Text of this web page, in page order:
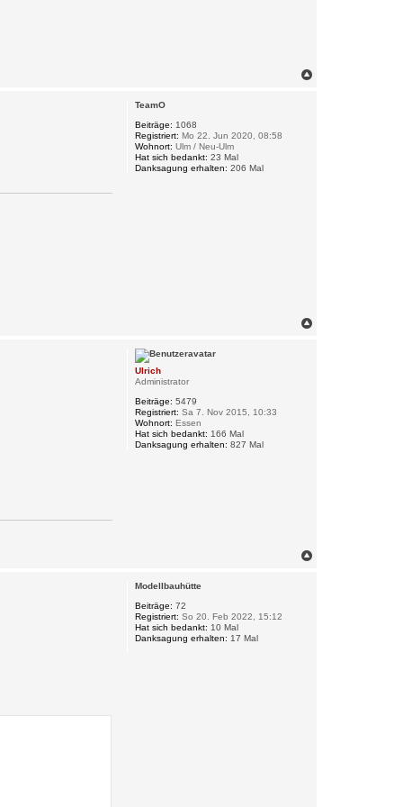
TeamO
Beiträge: 1068
Registriert: Mo 22. Jun 2020, 08:58
Wohnort: Ulm / Neu-Ulm
Hat sich bedankt: 23 Mal
Danksagung erhalten: 206 Mal
Ulrich
Administrator
Beiträge: 5479
Registriert: Sa 7. Nov 2015, 10:33
Wohnort: Essen
Hat sich bedankt: 166 Mal
Danksagung erhalten: 827 Mal
Modellbauhütte
Beiträge: 72
Registriert: So 20. Feb 2022, 15:12
Hat sich bedankt: 10 Mal
Danksagung erhalten: 17 Mal